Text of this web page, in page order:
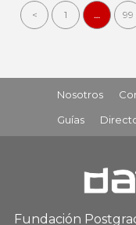
< 1 … 99
Nosotros
Guías
Fundación